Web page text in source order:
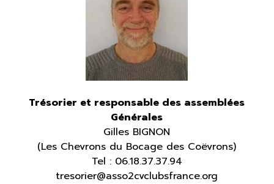
Trésorier et responsable des assemblées
Générales
Gilles BIGNON
(Les Chevrons du Bocage des Coëvrons)
Tel : 06.18.37.37.94
tresorier@asso2cvclubsfrance.org